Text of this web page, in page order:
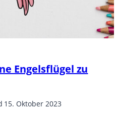
Engelsflügel zu
15. Oktober 2023